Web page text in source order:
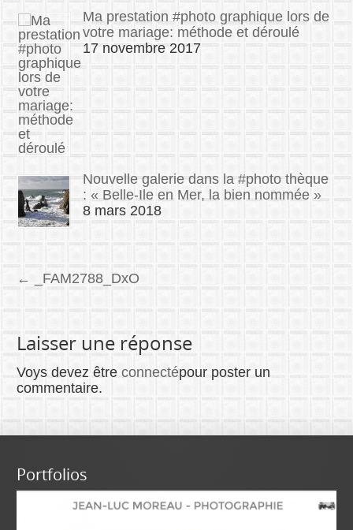
Ma prestation #photo graphique lors de
votre mariage: méthode et déroulé
17 novembre 2017
Nouvelle galerie dans la #photo thèque
: « Belle-Ile en Mer, la bien nommée »
8 mars 2018
← _FAM2788_DxO
Laisser une réponse
Voys devez êtreconnectépour poster un
commentaire.
Portfolios